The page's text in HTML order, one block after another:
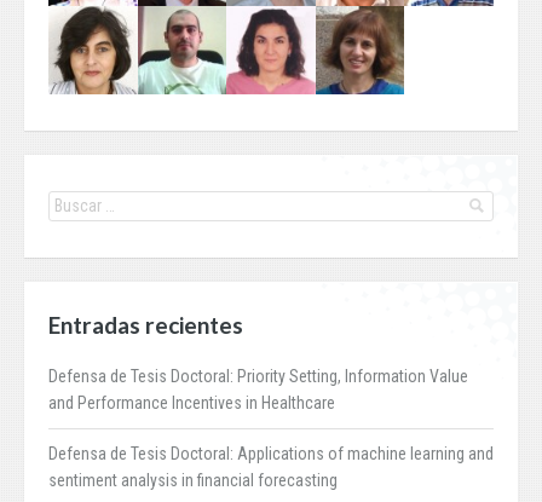
Entradas recientes
Defensa de Tesis Doctoral: Priority Setting, Information Value
and Performance Incentives in Healthcare
Defensa de Tesis Doctoral: Applications of machine learning and
sentiment analysis in financial forecasting